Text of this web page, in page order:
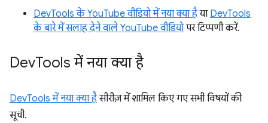
DevTools के YouTube वीडियो में नया क्या हैया DevTools
के बारे में सलाह देने वाले YouTube वीडियोपर टिप्पणी करें.
DevTools में नया क्या है
DevTools में नया क्या हैसीरीज़ में शामिल किए गए सभी विषयों की
सूची.